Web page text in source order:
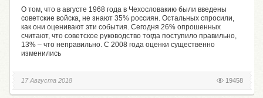
О том, что в августе 1968 года в Чехословакию были введены
советские войска, не знают 35% россиян. Остальных спросили,
как они оценивают эти события. Сегодня 26% опрошенных
считают, что советское руководство тогда поступило правильно,
13% – что неправильно. С 2008 года оценки существенно
изменились
19458
17 Августа 2018